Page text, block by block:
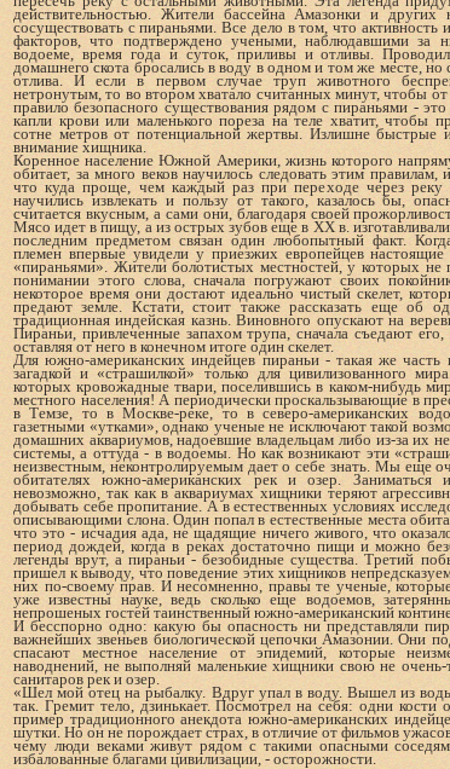
действительностью. Жители бассейна Амазонки и
сосуществовать с пираньями. Все дело в том, что активность
факторов, что подтверждено учеными, наблюдавшими за
водоеме, время года и суток, приливы и отливы.
домашнего скота бросались в воду в одном и том же месте, но
отлива. И если в первом случае труп животного
нетронутым, то во втором хватало считанных минут, чтобы от
правило безопасного существования рядом с пираньями -
капли крови или маленького пореза на теле хватит, чтобы
сотне метров от потенциальной жертвы. Излишне
внимание хищника.
Коренное население Южной Америки, жизнь которого
обитает, за много веков научилось следовать этим
что куда проще, чем каждый раз при переходе через реку
научились извлекать и пользу от такого, казалось бы,
считается вкусным, а сами они, благодаря своей
Мясо идет в пищу, а из острых зубов еще в XX в.
последним предметом связан один любопытный факт.
племен впервые увидели у приезжих европейцев
«пираньями». Жители болотистых местностей, у которых
понимании этого слова, сначала погружают своих
некоторое время они достают идеально чистый скелет,
предают земле. Кстати, стоит также рассказать еще об
традиционная индейская казнь. Виновного опускают на
Пираньи, привлеченные запахом трупа, сначала съедают
оставляя от него в конечном итоге один скелет.
Для южно-американских индейцев пираньи - такая же
загадкой и «страшилкой» только для цивилизованного
которых кровожадные твари, поселившись в каком-нибудь
местного населения! А периодически проскальзывающие в
в Темзе, то в Москве-реке, то в северо-американских
газетными «утками», однако ученые не исключают такой
домашних аквариумов, надоевшие владельцам либо из-за их
системы, а оттуда - в водоемы. Но как возникают эти
неизвестным, неконтролируемым дает о себе знать. Мы еще
обитателях южно-американских рек и озер. Заниматься
невозможно, так как в аквариумах хищники теряют
добывать себе пропитание. А в естественных условиях
описывающими слона. Один попал в естественные места
что это - исчадия ада, не щадящие ничего живого, что
период дождей, когда в реках достаточно пищи и можно
легенды врут, а пираньи - безобидные существа. Третий
пришел к выводу, что поведение этих хищников
них по-своему прав. И несомненно, правы те ученые,
уже известны науке, ведь сколько еще водоемов,
непрошеных гостей таинственный южно-американский
И бесспорно одно: какую бы опасность ни представляли
важнейших звеньев биологической цепочки Амазонии. Они
спасают местное население от эпидемий, которые
наводнений, не выполняй маленькие хищники свою не
санитаров рек и озер.
«Шел мой отец на рыбалку. Вдруг упал в воду. Вышел из
так. Гремит тело, дзинькает. Посмотрел на себя: одни кости
пример традиционного анекдота южно-американских
шутки. Но он не порождает страх, в отличие от фильмов
чему люди веками живут рядом с такими опасными
избалованные благами цивилизации, - осторожности.